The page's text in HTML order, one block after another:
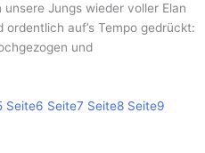
Jungs wieder voller Elan
auf’s Tempo gedrückt:
und
Seite6 Seite7 Seite8 Seite9